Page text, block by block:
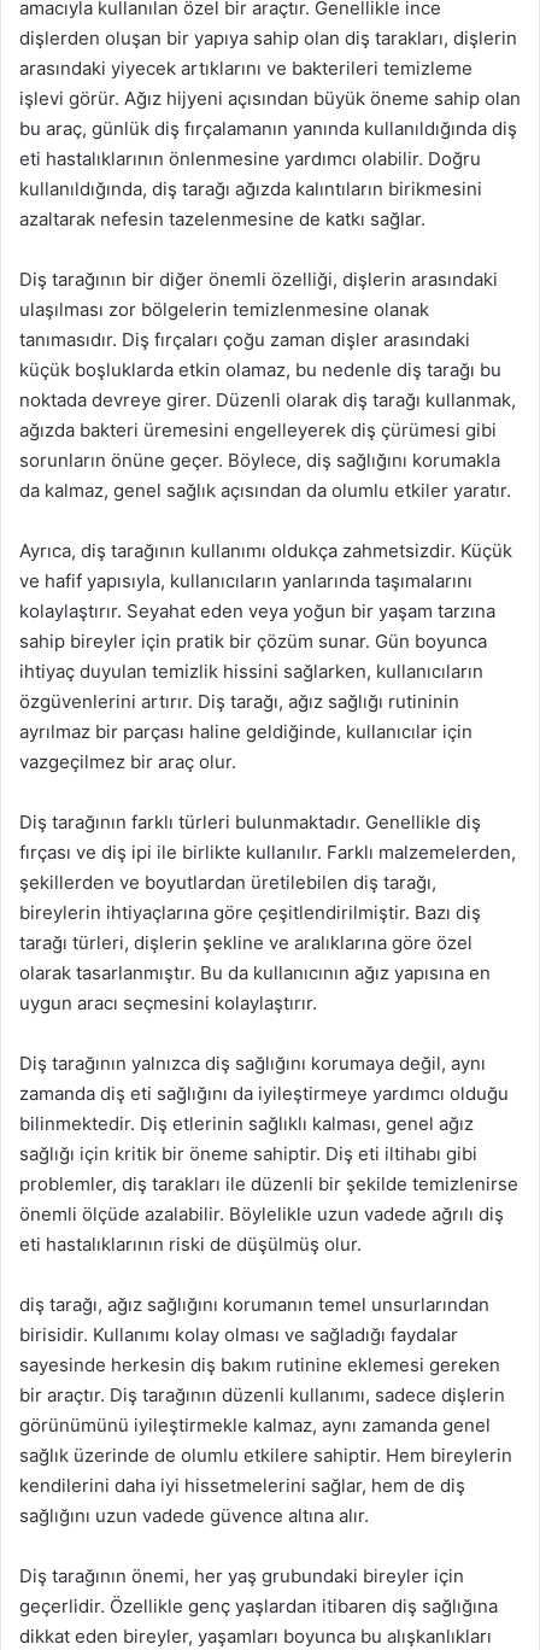
amacıyla kullanılan özel bir araçtır. Genellikle ince
dişlerden oluşan bir yapıya sahip olan diş tarakları, dişlerin
arasındaki yiyecek artıklarını ve bakterileri temizleme
işlevi görür. Ağız hijyeni açısından büyük öneme sahip olan
bu araç, günlük diş fırçalamanın yanında kullanıldığında diş
eti hastalıklarının önlenmesine yardımcı olabilir. Doğru
kullanıldığında, diş tarağı ağızda kalıntıların birikmesini
azaltarak nefesin tazelenmesine de katkı sağlar.
Diş tarağının bir diğer önemli özelliği, dişlerin arasındaki
ulaşılması zor bölgelerin temizlenmesine olanak
tanımasıdır. Diş fırçaları çoğu zaman dişler arasındaki
küçük boşluklarda etkin olamaz, bu nedenle diş tarağı bu
noktada devreye girer. Düzenli olarak diş tarağı kullanmak,
ağızda bakteri üremesini engelleyerek diş çürümesi gibi
sorunların önüne geçer. Böylece, diş sağlığını korumakla
da kalmaz, genel sağlık açısından da olumlu etkiler yaratır.
Ayrıca, diş tarağının kullanımı oldukça zahmetsizdir. Küçük
ve hafif yapısıyla, kullanıcıların yanlarında taşımalarını
kolaylaştırır. Seyahat eden veya yoğun bir yaşam tarzına
sahip bireyler için pratik bir çözüm sunar. Gün boyunca
ihtiyaç duyulan temizlik hissini sağlarken, kullanıcıların
özgüvenlerini artırır. Diş tarağı, ağız sağlığı rutininin
ayrılmaz bir parçası haline geldiğinde, kullanıcılar için
vazgeçilmez bir araç olur.
Diş tarağının farklı türleri bulunmaktadır. Genellikle diş
fırçası ve diş ipi ile birlikte kullanılır. Farklı malzemelerden,
şekillerden ve boyutlardan üretilebilen diş tarağı,
bireylerin ihtiyaçlarına göre çeşitlendirilmiştir. Bazı diş
tarağı türleri, dişlerin şekline ve aralıklarına göre özel
olarak tasarlanmıştır. Bu da kullanıcının ağız yapısına en
uygun aracı seçmesini kolaylaştırır.
Diş tarağının yalnızca diş sağlığını korumaya değil, aynı
zamanda diş eti sağlığını da iyileştirmeye yardımcı olduğu
bilinmektedir. Diş etlerinin sağlıklı kalması, genel ağız
sağlığı için kritik bir öneme sahiptir. Diş eti iltihabı gibi
problemler, diş tarakları ile düzenli bir şekilde temizlenirse
önemli ölçüde azalabilir. Böylelikle uzun vadede ağrılı diş
eti hastalıklarının riski de düşülmüş olur.
diş tarağı, ağız sağlığını korumanın temel unsurlarından
birisidir. Kullanımı kolay olması ve sağladığı faydalar
sayesinde herkesin diş bakım rutinine eklemesi gereken
bir araçtır. Diş tarağının düzenli kullanımı, sadece dişlerin
görünümünü iyileştirmekle kalmaz, aynı zamanda genel
sağlık üzerinde de olumlu etkilere sahiptir. Hem bireylerin
kendilerini daha iyi hissetmelerini sağlar, hem de diş
sağlığını uzun vadede güvence altına alır.
Diş tarağının önemi, her yaş grubundaki bireyler için
geçerlidir. Özellikle genç yaşlardan itibaren diş sağlığına
dikkat eden bireyler, yaşamları boyunca bu alışkanlıkları